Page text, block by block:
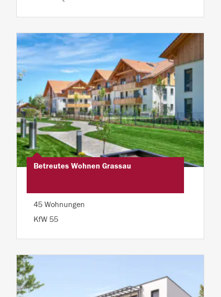
Betreutes Wohnen Grassau
45 Wohnungen
KfW 55